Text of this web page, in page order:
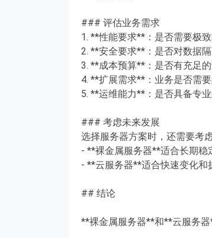
### 评估业务需求
1. **性能要求**：是否需要极
2. **安全要求**：是否对数据
3. **成本预算**：是否有充足
4. **扩展需求**：业务是否需
5. **运维能力**：是否具备专
### 考虑未来发展
选择服务器方案时，还需要考
- **裸金属服务器**适合长期稳
- **云服务器**适合快速变化和
## 结论
**裸金属服务器**和**云服务